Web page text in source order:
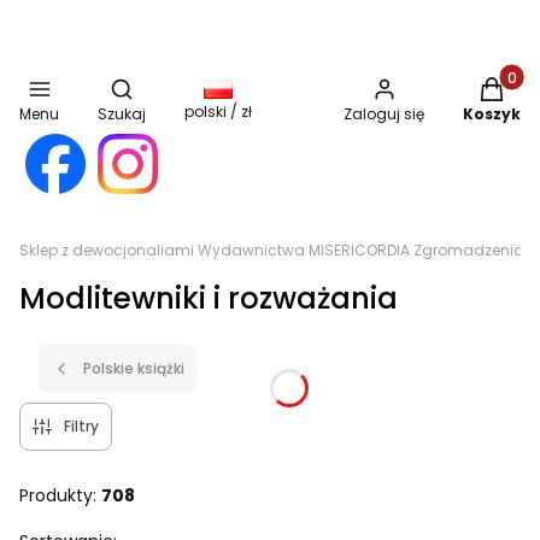
Menu
Otwórz wyszukiwarkę
Szukaj polski / zł Zaloguj się Koszyk
Sklep z dewocjonaliami Wydawnictwa MISERICORDIA Zgromadzenia
Modlitewniki i rozważania
Polskie książki
Filtry
Produkty: 708